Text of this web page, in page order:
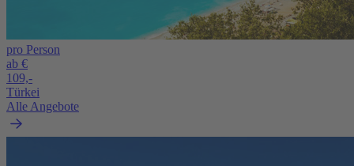
pro Person
ab €
109,-
Türkei
Alle Angebote